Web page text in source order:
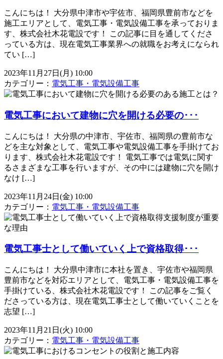
こんにちは！ 大分県中津市や宇佐市、福岡県豊前市などを
施工エリアとして、電気工事・電気設備工事を承っておりま
す、株式会社木花電設です！ この記事に目を通してくださ
っている方は、現在電気工事業界への就職をお考えになられ
てい […]
2023年11月27日(月) 10:00
カテゴリー： 電気工事・電気設備工事
電気工事において建物に穴を開ける必要の･･･
こんにちは！ 大分県の中津市、宇佐市、福岡県の豊前市な
どを主な対象として、電気工事や電気設備工事を手掛けてお
ります、株式会社木花電設です！ 電気工事では電気に関す
るさまざまな工事を行いますが、その中には建物に穴を開け
なけ […]
2023年11月24日(金) 10:00
カテゴリー： 電気工事・電気設備工事
電気工事士として働いていく上で資格取得･･･
こんにちは！ 大分県中津市に本社を置き、宇佐市や福岡県
豊前市などを対応エリアとして、電気工事・電気設備工事を
手掛けている、株式会社木花電設です！ この記事をご覧く
ださっている方は、現在電気工事士として働いていくことを
志望 […]
2023年11月21日(火) 10:00
カテゴリー： 電気工事・電気設備工事